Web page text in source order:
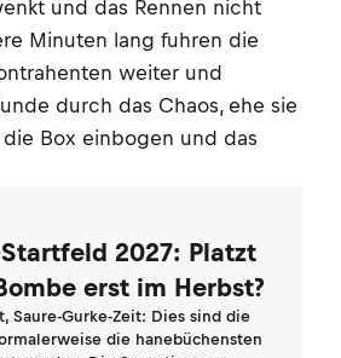
und das Rennen nicht
Minuten lang fuhren die
weiter und
durch das Chaos, ehe sie
Box einbogen und das
Startfeld 2027: Platzt
erst im Herbst?
Saure-Gurke-Zeit: Dies sind die
die hanebüchensten